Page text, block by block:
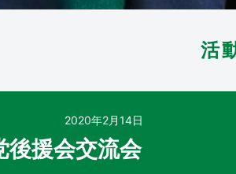
活
2020年2月14日
後援会交流会